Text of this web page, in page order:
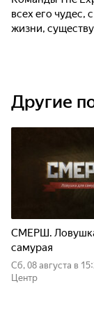
всех его чудес,
жизни,
Другие
СМЕРШ.
самурая
сб, 08 августа в
Центр